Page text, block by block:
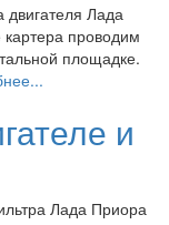
двигателя Лада
проводим
площадке.
и
Лада Приора